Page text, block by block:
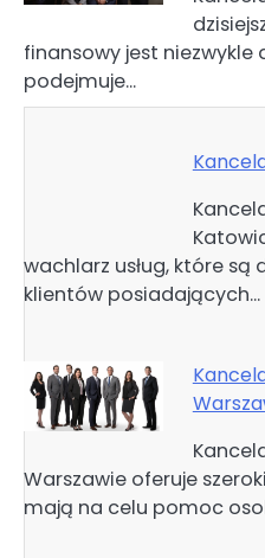
finansowy jest niezwykle
podejmuje…
wachlarz usług, które
klientów posiadających…
Warszawie oferuje
mają na celu pomoc